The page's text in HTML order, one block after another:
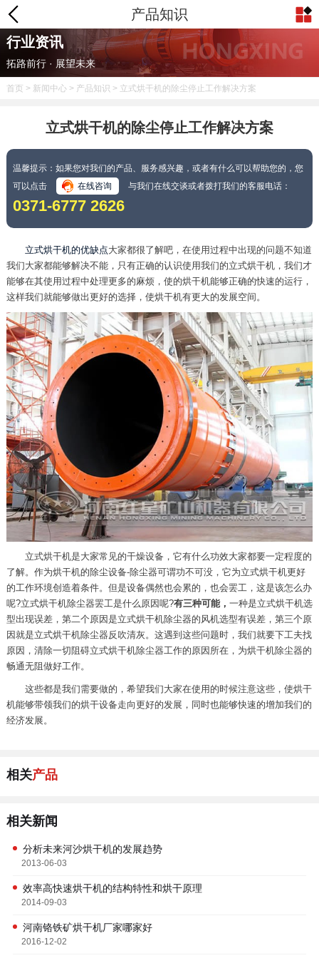
产品知识
行业资讯
拓路前行 · 展望未来
首页 > 新闻中心> 产品知识 > 立式烘干机的除尘停止工作解决方案
立式烘干机的除尘停止工作解决方案
温馨提示：如果您对我们的产品、服务感兴趣，或者有什么可以帮助您的，您
可以点击
在线咨询 与我们在线交谈或者拨打我们的客服电话：
0371-6777 2626
立式烘干机的优缺点大家都很了解吧，在使用过程中出现的问题不知道
我们大家都能够解决不能，只有正确的认识使用我们的立式烘干机，我们才
能够在其使用过程中处理更多的麻烦，使的烘干机能够正确的快速的运行，
这样我们就能够做出更好的选择，使烘干机有更大的发展空间。
立式烘干机是大家常见的干燥设备，它有什么功效大家都要一定程度的
了解。作为烘干机的除尘设备-除尘器可谓功不可没，它为立式烘干机更好
的工作环境创造着条件。但是设备偶然也会累的，也会罢工，这是该怎么办
呢?立式烘干机除尘器罢工是什么原因呢?有三种可能， 一种是立式烘干机选
型出现误差，第二个原因是立式烘干机除尘器的风机选型有误差，第三个原
因就是立式烘干机除尘器反吹清灰。这遇到这些问题时，我们就要下工夫找
原因，清除一切阻碍立式烘干机除尘器工作的原因所在，为烘干机除尘器的
畅通无阻做好工作。
这些都是我们需要做的，希望我们大家在使用的时候注意这些，使烘干
机能够带领我们的烘干设备走向更好的发展，同时也能够快速的增加我们的
经济发展。
相关产品
相关新闻
分析未来河沙烘干机的发展趋势
2013-06-03
效率高快速烘干机的结构特性和烘干原理
2014-09-03
河南铬铁矿烘干机厂家哪家好
2016-12-02